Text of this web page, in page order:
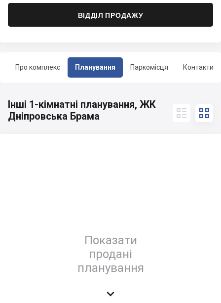
Про комплекс Планування Паркомісця Контакти
ВІДДІЛ ПРОДАЖУ
Інші 1-кімнатні планування, ЖК
Дніпровська Брама
 
Показати
продані
планування
